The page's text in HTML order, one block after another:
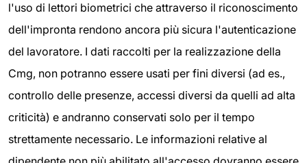
l'uso di lettori biometrici che attraverso il riconoscimento
dell'impronta rendono ancora più sicura l'autenticazione
del lavoratore. I dati raccolti per la realizzazione della
Cmg, non potranno essere usati per fini diversi (ad es.,
controllo delle presenze, accessi diversi da quelli ad alta
criticità) e andranno conservati solo per il tempo
strettamente necessario. Le informazioni relative al